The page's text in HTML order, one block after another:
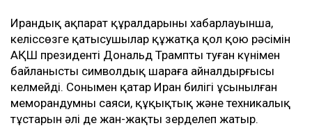
Ирандық ақпарат құралдарының хабарлауынша,
келіссөзге қатысушылар құжатқа қол қою рәсімін
АҚШ президенті Дональд Трамптың туған күнімен
байланысты символдық шараға айналдырғысы
келмейді. Сонымен қатар Иран билігі ұсынылған
меморандумның саяси, құқықтық және техникалық
тұстарын әлі де жан-жақты зерделеп жатыр.